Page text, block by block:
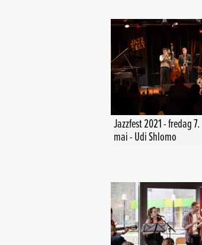
Jazzfest 2021 - fredag 7.
mai - Udi Shlomo